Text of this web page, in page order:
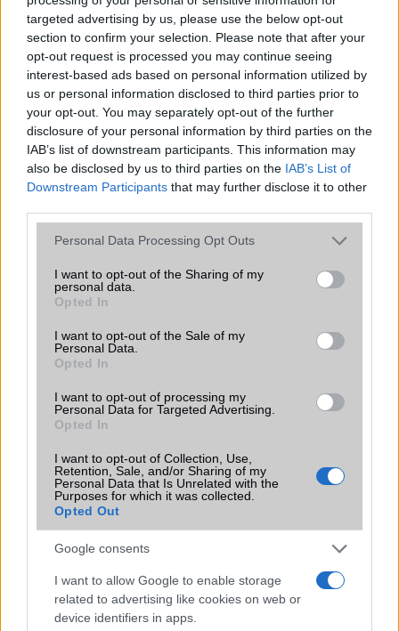
targeted advertising by us, please use the below opt-out
section to confirm your selection. Please note that after your
opt-out request is processed you may continue seeing
interest-based ads based on personal information utilized by
us or personal information disclosed to third parties prior to
your opt-out. You may separately opt-out of the further
disclosure of your personal information by third parties on the
IAB’s list of downstream participants. This information may
also be disclosed by us to third parties on the IAB’s List of
Downstream Participants that may further disclose it to other
Please note that this website/app uses one or more Google
not limited to your visit or usage behaviour. You may click to
grant or deny consent to Google and its third-party tags to
use your data for below specified purposes in below Google
consent section.
Personal Data Processing Opt Outs
I want to opt-out of the Sharing of my
personal data.
Opted In
I want to opt-out of the Sale of my
Personal Data.
Opted In
I want to opt-out of processing my
Personal Data for Targeted Advertising.
Opted In
I want to opt-out of Collection, Use,
Retention, Sale, and/or Sharing of my
Personal Data that Is Unrelated with the
Purposes for which it was collected.
Opted Out
Google consents
I want to allow Google to enable storage
related to advertising like cookies on web or
device identifiers in apps.
Euro Gsm
222.000 Ft (új)
Számos népszerű Samsung Galaxy
frissítésből – itt a lista az érintett
modellekről
A One UI 9 érkezése új mesterséges intelligencia-
funkciókat és továbbfejlesztett kezelőfelületet hoz,
azonban több korábbi csúcskategóriás és középkategóriás
Galaxy készülék számára ez lesz az út vége.
iPhone 18 bemutató dátum - ekkor
csúcsmobilokról
2026.06.29| Phone Arena
A szeptemberi eseményen az iPhone 18 Pro modellek
mellett a régóta pletykált hajlítható iPhone Ultra is
találgatások továbbra is beárnyékolják a rajtot.
Az Android rejtett automatizmusai: hat
funkció, amely észrevétlenül könnyíti